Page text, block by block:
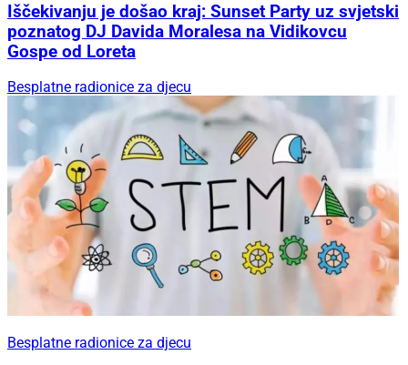
Iščekivanju je došao kraj: Sunset Party uz svjetski
poznatog DJ Davida Moralesa na Vidikovcu
Gospe od Loreta
Besplatne radionice za djecu
Besplatne radionice za djecu